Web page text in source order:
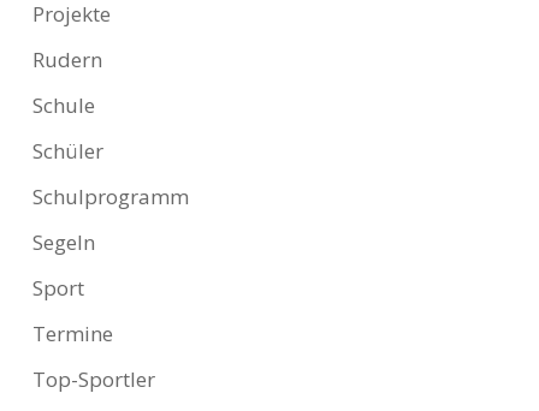
Projekte
Rudern
Schule
Schüler
Schulprogramm
Segeln
Sport
Termine
Top-Sportler